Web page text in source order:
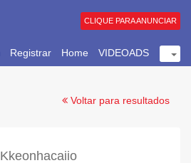
Registrar Home VIDEOADS
CLIQUE PARA ANUNCIAR
Voltar para resultados
Kkeonhacaiio